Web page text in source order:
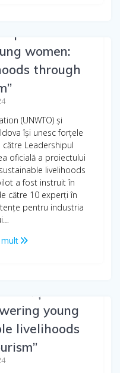
women:
through
(UNWTO) și
își unesc forțele
Leadershipul
oficială a proiectului
livelihoods
a fost instruit în
către 10 experți în
pentru industria
young
livelihoods